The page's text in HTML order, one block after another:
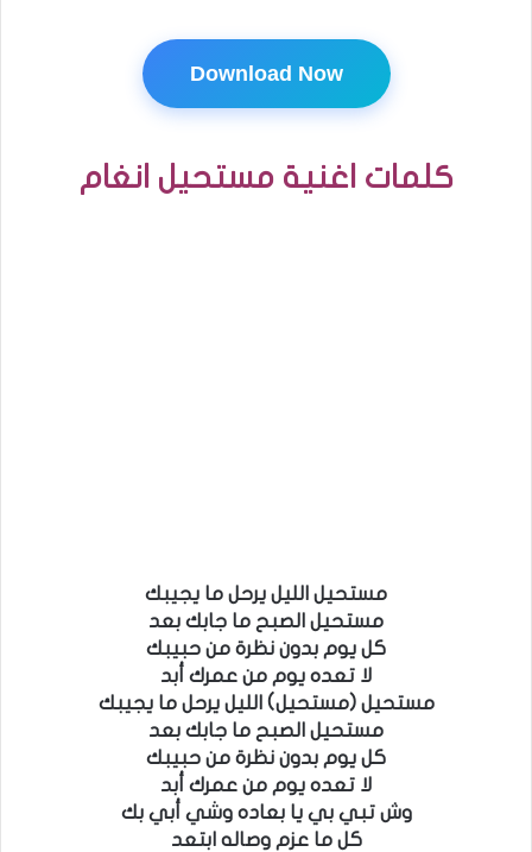
Download Now
كلمات اغنية مستحيل انغام
مستحيل الليل يرحل ما يجيبك
مستحيل الصبح ما جابك بعد
كل يوم بدون نظرة من حبيبك
لا تعده يوم من عمرك أبد
مستحيل (مستحيل) الليل يرحل ما يجيبك
مستحيل الصبح ما جابك بعد
كل يوم بدون نظرة من حبيبك
لا تعده يوم من عمرك أبد
وش تبي بي يا بعاده وشي أبي بك
كل ما عزم وصاله ابتعد